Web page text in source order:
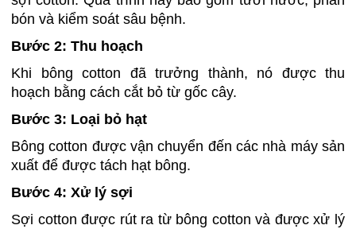
bón và kiểm soát sâu bệnh.
Bước 2: Thu hoạch
Khi bông cotton đã trưởng thành, nó được thu
hoạch bằng cách cắt bỏ từ gốc cây.
Bước 3: Loại bỏ hạt
Bông cotton được vận chuyển đến các nhà máy sản
xuất để được tách hạt bông.
Bước 4: Xử lý sợi
Sợi cotton được rút ra từ bông cotton và được xử lý